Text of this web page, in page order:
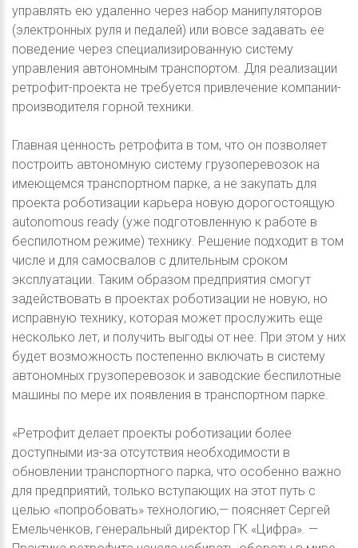
управлять ею удаленно через набор манипуляторов
(электронных руля и педалей) или вовсе задавать ее
поведение через специализированную систему
управления автономным транспортом. Для реализации
ретрофит-проекта не требуется привлечение компании-
производителя горной техники.
Главная ценность ретрофита в том, что он позволяет
построить автономную систему грузоперевозок на
имеющемся транспортном парке, а не закупать для
проекта роботизации карьера новую дорогостоящую
autonomous ready (уже подготовленную к работе в
беспилотном режиме) технику. Решение подходит в том
числе и для самосвалов с длительным сроком
эксплуатации. Таким образом предприятия смогут
задействовать в проектах роботизации не новую, но
исправную технику, которая может прослужить еще
несколько лет, и получить выгоды от нее. При этом у них
будет возможность постепенно включать в систему
автономных грузоперевозок и заводские беспилотные
машины по мере их появления в транспортном парке.
«Ретрофит делает проекты роботизации более
доступными из-за отсутствия необходимости в
обновлении транспортного парка, что особенно важно
для предприятий, только вступающих на этот путь с
целью «попробовать» технологию,— поясняет Сергей
Емельченков, генеральный директор ГК «Цифра». —